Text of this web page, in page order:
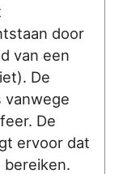
door
van een
De
vanwege
De
ervoor dat